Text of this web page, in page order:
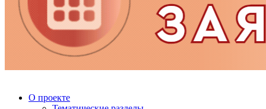
О проекте